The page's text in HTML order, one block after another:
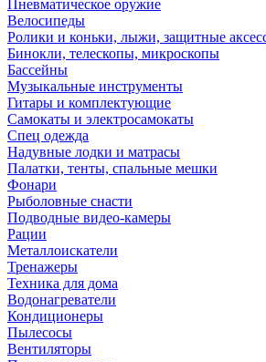
Пневматическое оружие
Велосипеды
Ролики и коньки, лыжи, защитные
Бинокли, телескопы, микроскопы
Бассейны
Музыкальные инструменты
Гитары и комплектующие
Самокаты и электросамокаты
Спец одежда
Надувные лодки и матрасы
Палатки, тенты, спальные мешки
Фонари
Рыболовные снасти
Подводные видео-камеры
Рации
Металлоискатели
Тренажеры
Техника для дома
Водонагреватели
Кондиционеры
Пылесосы
Вентиляторы